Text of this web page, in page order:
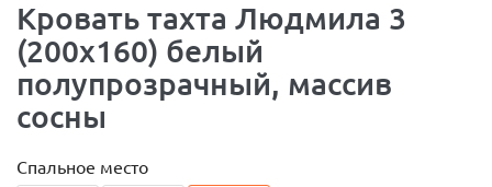
Кровать тахта Людмила 3
(200x160) белый
полупрозрачный, массив
сосны
Спальное место